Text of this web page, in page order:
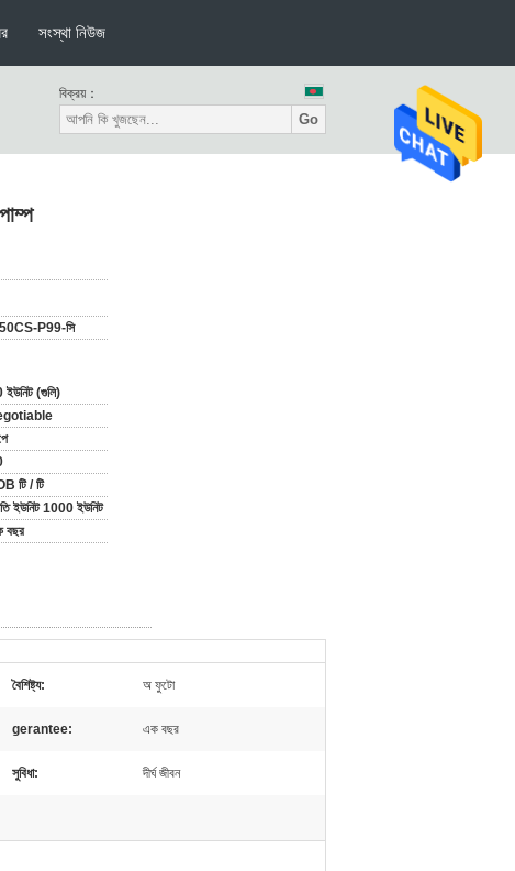
সংস্থা নিউজ
বিক্রয়：
Go
P99-সি
ইউনিট (গুলি)
টি / টি
ইউনিট 1000 ইউনিট
বছর
বৈশিষ্ট্য: অ ফুটো
gerantee: এক বছর
সুবিধা: দীর্ঘ জীবন